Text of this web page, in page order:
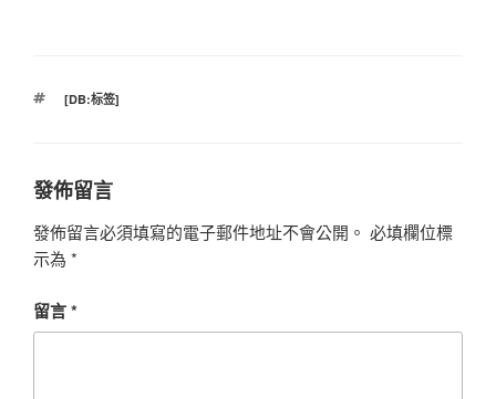
標
[DB:标签]
發佈留言
發佈留言必須填寫的電子郵件地址不會公開。 必填欄位標
示為 *
留言*